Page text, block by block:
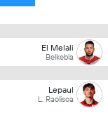
El Melali
Belkebla
Lepaul
L. Raolisoa